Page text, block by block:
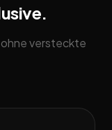
versteckte